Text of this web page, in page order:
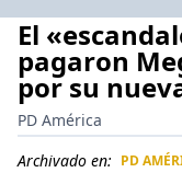
El
pagaron
por su
PD América
Archivado en: PD